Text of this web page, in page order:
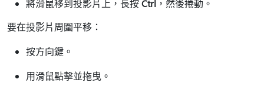
將滑鼠移到投影片上，長按Ctrl ，然後捲動。
要在投影片周圍平移：
按方向鍵。
用滑鼠點擊並拖曳。